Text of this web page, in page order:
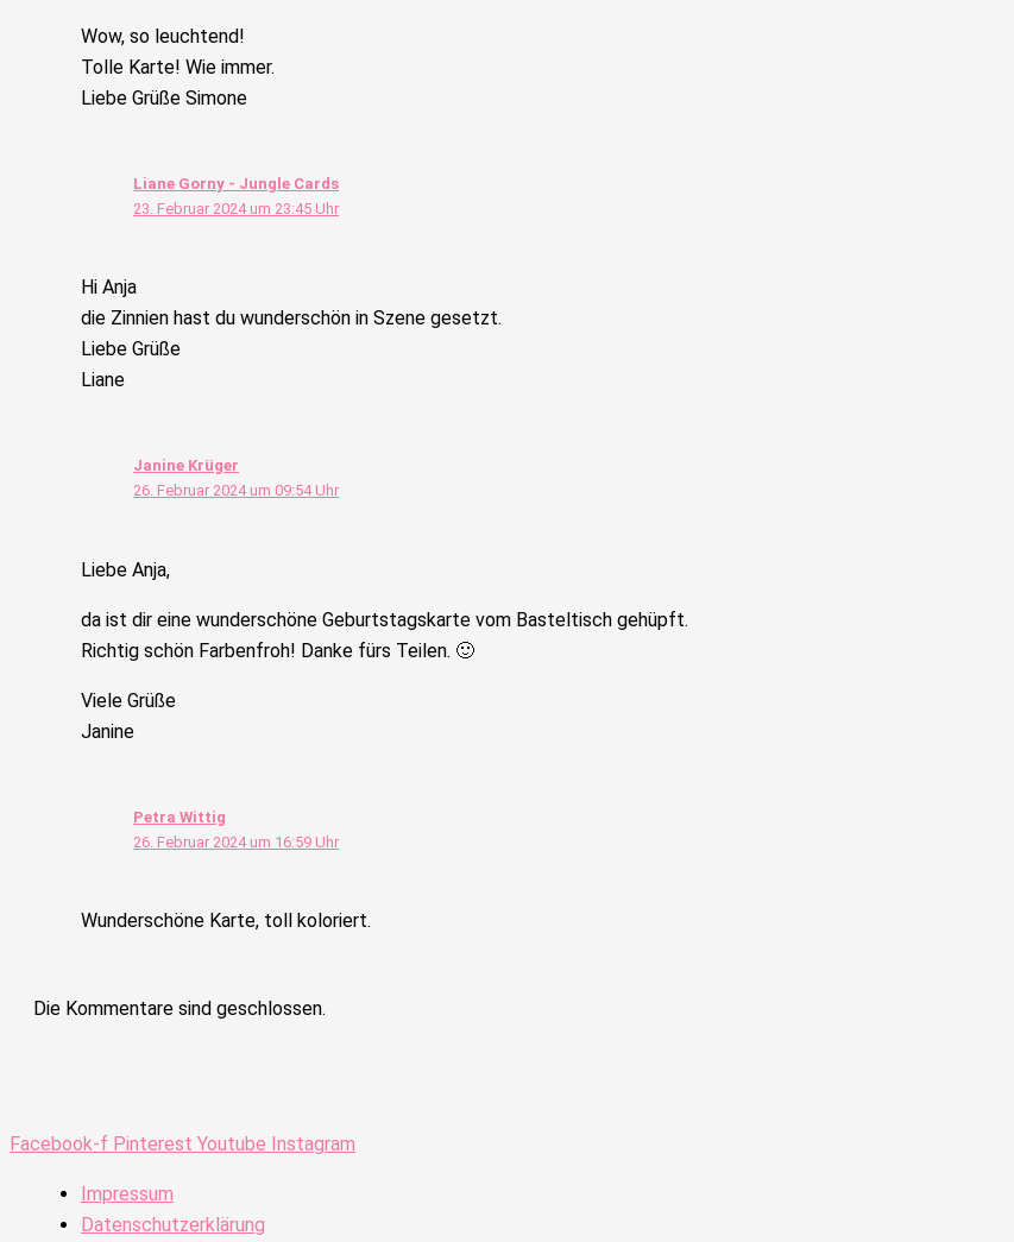
Wow, so leuchtend!
Tolle Karte! Wie immer.
Liebe Grüße Simone
Liane Gorny - Jungle Cards
23. Februar 2024 um 23:45 Uhr
Hi Anja
die Zinnien hast du wunderschön in Szene gesetzt.
Liebe Grüße
Liane
Janine Krüger
26. Februar 2024 um 09:54 Uhr
Liebe Anja,
da ist dir eine wunderschöne Geburtstagskarte vom Basteltisch gehüpft.
Richtig schön Farbenfroh! Danke fürs Teilen. 🙂
Viele Grüße
Janine
Petra Wittig
26. Februar 2024 um 16:59 Uhr
Wunderschöne Karte, toll koloriert.
Die Kommentare sind geschlossen.
Facebook-f Pinterest Youtube Instagram
Impressum
Datenschutzerklärung